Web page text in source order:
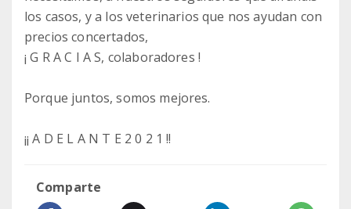
los casos, y a los veterinarios que nos ayudan con
precios concertados,
¡ G R A C I A S, colaboradores !
Porque juntos, somos mejores.
¡¡ A D E L A N T E 2 0 2 1 !!
Comparte